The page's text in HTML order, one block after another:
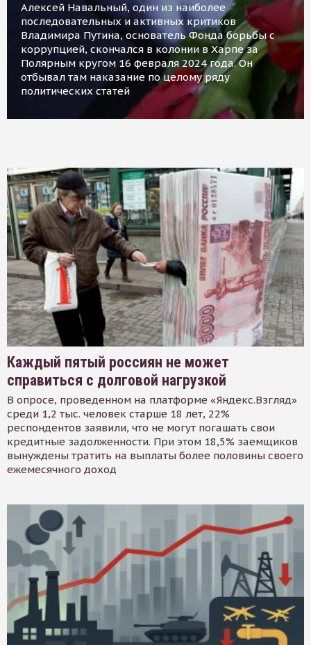
Алексей Навальный, один из наиболее
последовательных и активных критиков
Владимира Путина, основатель Фонда борьбы с
коррупцией, скончался в колонии в Харпе за
Полярным кругом 16 февраля 2024 года. Он
отбывал там наказание по целому ряду
политических статей
Каждый пятый россиян не может
справиться с долговой нагрузкой
В опросе, проведенном на платформе «Яндекс.Взгляд»
среди 1,2 тыс. человек старше 18 лет, 22%
респондентов заявили, что не могут погашать свои
кредитные задолженности. При этом 18,5% заемщиков
вынуждены тратить на выплаты более половины своего
ежемесячного доход